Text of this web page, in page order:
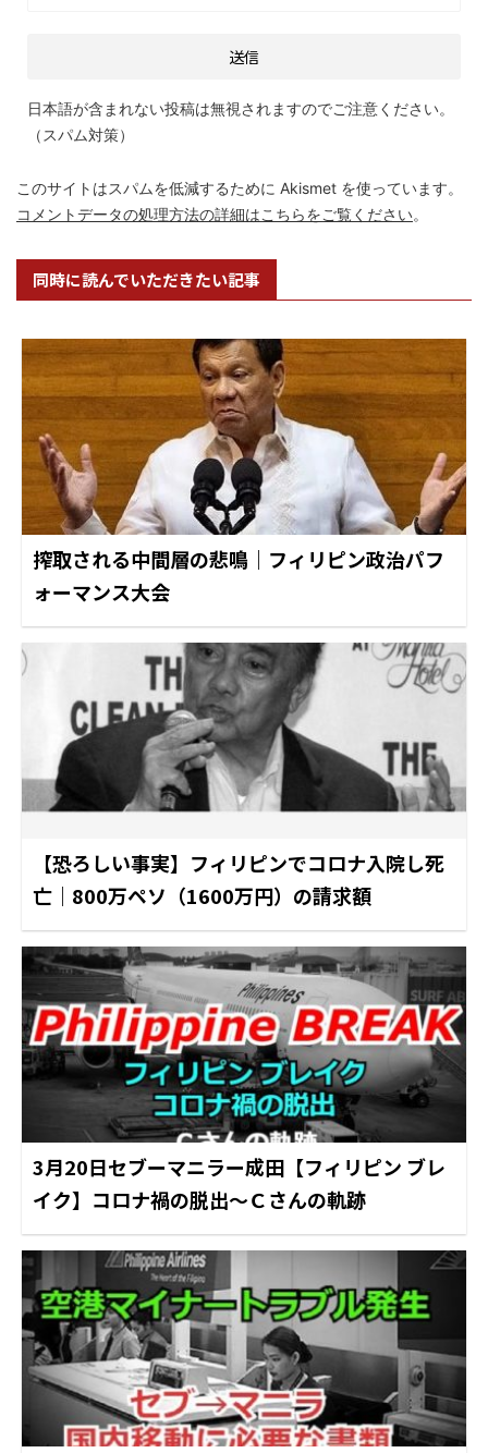
日本語が含まれない投稿は無視されますのでご注意ください。
（スパム対策）
このサイトはスパムを低減するために Akismet を使っています。
コメントデータの処理方法の詳細はこちらをご覧ください。
同時に読んでいただきたい記事
搾取される中間層の悲鳴｜フィリピン政治パフ
ォーマンス大会
【恐ろしい事実】フィリピンでコロナ入院し死
亡｜800万ペソ（1600万円）の請求額
3月20日セブーマニラー成田【フィリピン ブレ
イク】コロナ禍の脱出～Ｃさんの軌跡